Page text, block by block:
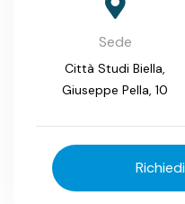
Sede
Città Studi Biella,
Giuseppe Pella, 10